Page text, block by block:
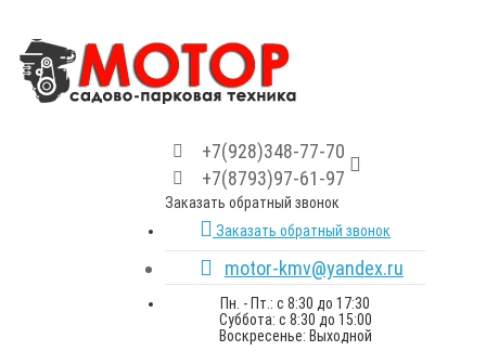
+7(928)348-77-70
+7(8793)97-61-97
Заказать обратный звонок
Заказать обратный звонок
motor-kmv@yandex.ru
Пн. - Пт.: с 8:30 до 17:30
Суббота: с 8:30 до 15:00
Воскресенье: Выходной